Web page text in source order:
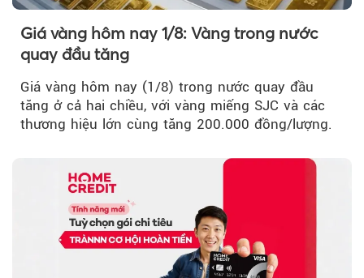
Giá vàng hôm nay 1/8: Vàng trong nước
quay đầu tăng
Giá vàng hôm nay (1/8) trong nước quay đầu
tăng ở cả hai chiều, với vàng miếng SJC và các
thương hiệu lớn cùng tăng 200.000 đồng/lượng.